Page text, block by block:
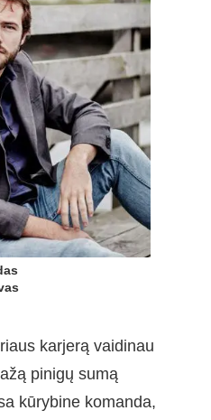
karjerą vaidinau
pinigų sumą
kūrybine komanda,